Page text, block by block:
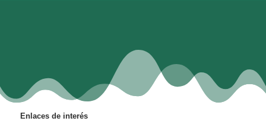
Enlaces de interés